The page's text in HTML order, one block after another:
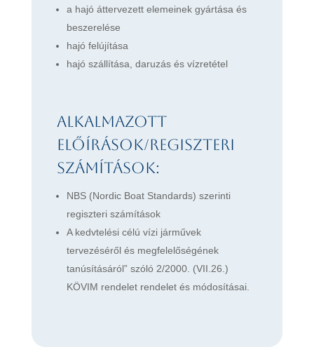
a hajó áttervezett elemeinek gyártása és
beszerelése
hajó felújítása
hajó szállítása, daruzás és vízretétel
Alkalmazott
előírások/regiszteri
számítások:
NBS (Nordic Boat Standards) szerinti
regiszteri számítások
A kedvtelési célú vízi járművek
tervezéséről és megfelelőségének
tanúsításáról” szóló 2/2000. (VII.26.)
KÖVIM rendelet rendelet és módosításai.